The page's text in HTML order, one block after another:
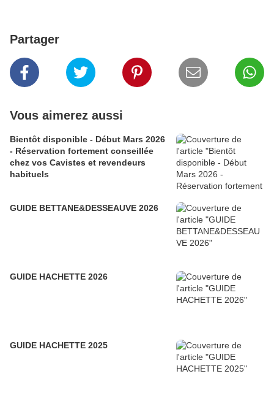
Partager
Vous aimerez aussi
Bientôt disponible - Début Mars 2026
- Réservation fortement conseillée
chez vos Cavistes et revendeurs
habituels
GUIDE BETTANE&DESSEAUVE 2026
GUIDE HACHETTE 2026
GUIDE HACHETTE 2025